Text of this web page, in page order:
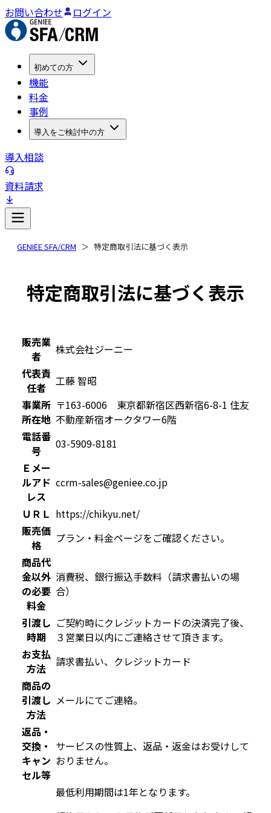
お問い合わせ ログイン
初めての方
機能
料金
事例
導入をご検討中の方
導入相談
資料請求
GENIEE SFA/CRM 特定商取引法に基づく表示
特定商取引法に基づく表示
販売業
者
株式会社ジーニー
代表責
任者
工藤 智昭
事業所
所在地
〒163-6006 東京都新宿区西新宿6-8-1 住友
不動産新宿オークタワー6階
電話番
号
03-5909-8181
Ｅメー
ルアド
レス
ccrm-sales@geniee.co.jp
ＵＲＬ https://chikyu.net/
販売価
格
プラン・料金ページをご確認ください。
商品代
金以外
の必要
料金
消費税、銀行振込手数料（請求書払いの場
合）
引渡し
時期
ご契約時にクレジットカードの決済完了後、
３営業日以内にご連絡させて頂きます。
お支払
方法
請求書払い、クレジットカード
商品の
引渡し
方法
メールにてご連絡。
返品・
交換・
キャン
セル等
サービスの性質上、返品・返金はお受けして
おりません。
最低利用期間は1年となります。